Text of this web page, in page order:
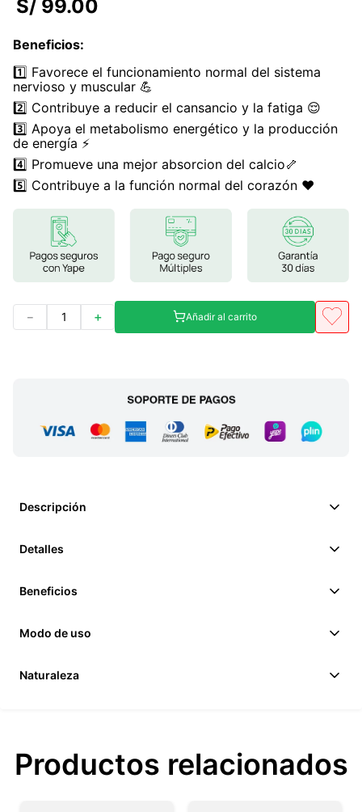
8.
stevia
9
ashwagandha
10. clorofila
S/ 99.00
Beneficios:
1️⃣ Favorece el funcionamiento normal del sistema
nervioso y muscular 💪
2️⃣ Contribuye a reducir el cansancio y la fatiga 😌
3️⃣ Apoya el metabolismo energético y la producción
de energía ⚡
4️⃣ Promueve una mejor absorcion del calcio🦴
5️⃣ Contribuye a la función normal del corazón ❤️
＋
－ Añadir al carrito
Descripción
Detalles
Beneficios
Modo de uso
Naturaleza
Productos relacionados